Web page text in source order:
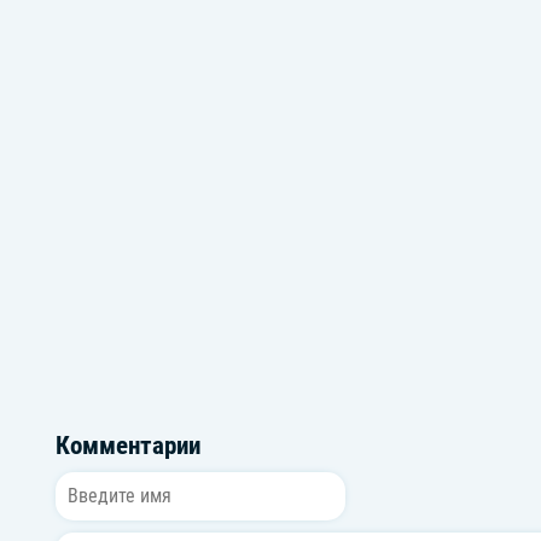
Комментарии